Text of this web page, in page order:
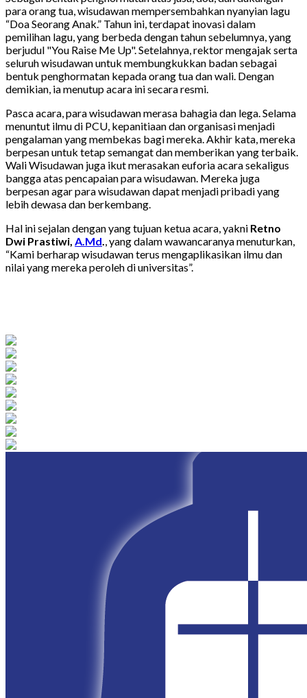
para orang tua, wisudawan mempersembahkan nyanyian lagu
“Doa Seorang Anak.” Tahun ini, terdapat inovasi dalam
pemilihan lagu, yang berbeda dengan tahun sebelumnya, yang
berjudul "You Raise Me Up". Setelahnya, rektor mengajak serta
seluruh wisudawan untuk membungkukkan badan sebagai
bentuk penghormatan kepada orang tua dan wali. Dengan
demikian, ia menutup acara ini secara resmi.
Pasca acara, para wisudawan merasa bahagia dan lega. Selama
menuntut ilmu di PCU, kepanitiaan dan organisasi menjadi
pengalaman yang membekas bagi mereka. Akhir kata, mereka
berpesan untuk tetap semangat dan memberikan yang terbaik.
Wali Wisudawan juga ikut merasakan euforia acara sekaligus
bangga atas pencapaian para wisudawan. Mereka juga
berpesan agar para wisudawan dapat menjadi pribadi yang
lebih dewasa dan berkembang.
Hal ini sejalan dengan yang tujuan ketua acara, yakni Retno
Dwi Prastiwi, A.Md., yang dalam wawancaranya menuturkan,
“Kami berharap wisudawan terus mengaplikasikan ilmu dan
nilai yang mereka peroleh di universitas”.